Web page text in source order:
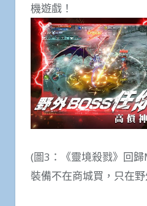
機遊戲！
(圖3：《靈境殺戮》回
裝備不在商城買，只在